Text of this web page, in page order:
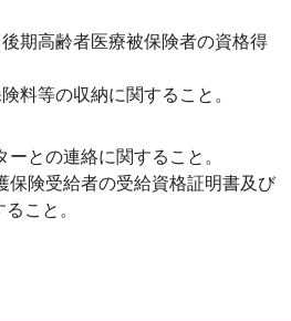
期高齢者医療被保険者の資格得
料等の収納に関すること。
との連絡に関すること。
保険受給者の受給資格証明書及び
こと。